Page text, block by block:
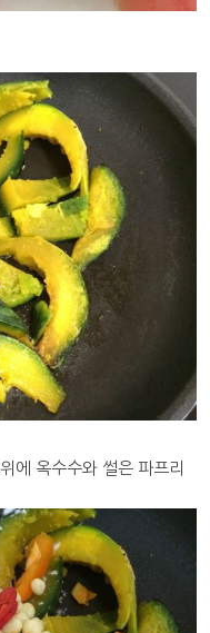
에 옥수수와 썰은 파프리